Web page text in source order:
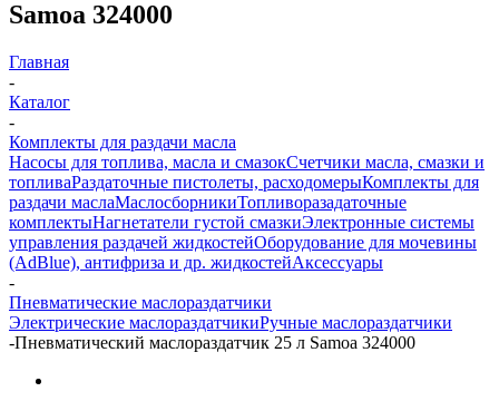
Samoa 324000
Главная
-
Каталог
-
Комплекты для раздачи масла
Насосы для топлива, масла и смазокСчетчики масла, смазки и
топливаРаздаточные пистолеты, расходомерыКомплекты для
раздачи маслаМаслосборникиТопливоразадаточные
комплектыНагнетатели густой смазкиЭлектронные системы
управления раздачей жидкостейОборудование для мочевины
(AdBlue), антифриза и др. жидкостейАксессуары
-
Пневматические маслораздатчики
Электрические маслораздатчикиРучные маслораздатчики
-Пневматический маслораздатчик 25 л Samoa 324000